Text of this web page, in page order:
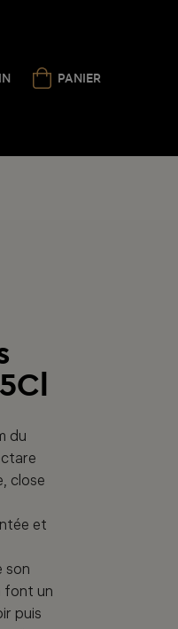
PANIER
du
close
et
son
font un
puis